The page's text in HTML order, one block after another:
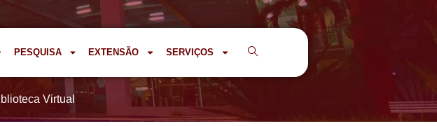
PESQUISA EXTENSÃO SERVIÇOS
Virtual